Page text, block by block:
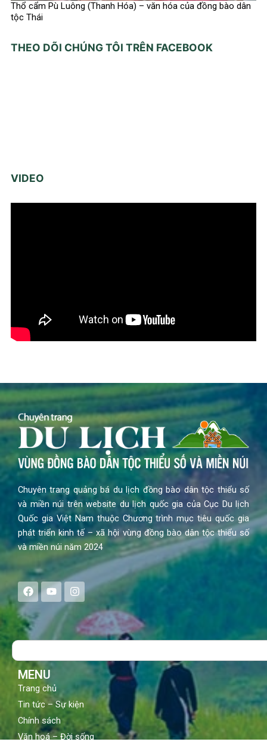
Thổ cẩm Pù Luông (Thanh Hóa) – văn hóa của đồng bào dân
tộc Thái
THEO DÕI CHÚNG TÔI TRÊN FACEBOOK
VIDEO
Chuyên trang quảng bá du lịch đồng bào dân tộc thiểu số
và miền núi trên website du lịch quốc gia của Cục Du lịch
Quốc gia Việt Nam thuộc Chương trình mục tiêu quốc gia
phát triển kinh tế – xã hội vùng đồng bào dân tộc thiểu số
và miền núi năm 2024
F
a
c
e
b
o
Y
o
u
t
u
b
I
n
s
a
g
Search
MENU
Trang chủ
Tin tức – Sự kiện
Chính sách
Văn hoá – Đời sống